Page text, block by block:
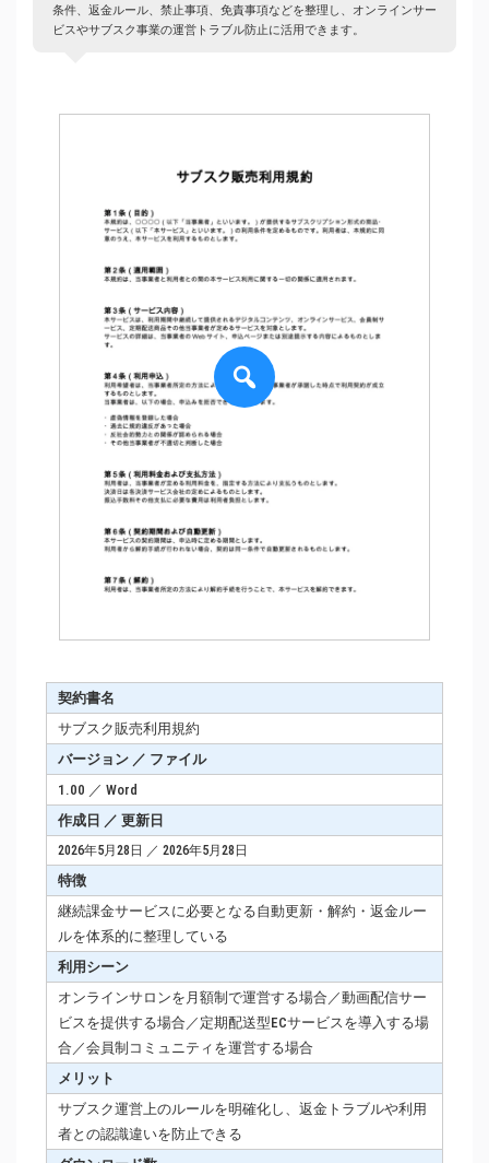
条件、返金ルール、禁止事項、免責事項などを整理し、オンラインサー
ビスやサブスク事業の運営トラブル防止に活用できます。
契約書名
サブスク販売利用規約
バージョン ／ ファイル
1.00 ／ Word
作成日 ／ 更新日
2026年5月28日 ／ 2026年5月28日
特徴
継続課金サービスに必要となる自動更新・解約・返金ルー
ルを体系的に整理している
利用シーン
オンラインサロンを月額制で運営する場合／動画配信サー
ビスを提供する場合／定期配送型ECサービスを導入する場
合／会員制コミュニティを運営する場合
メリット
サブスク運営上のルールを明確化し、返金トラブルや利用
者との認識違いを防止できる